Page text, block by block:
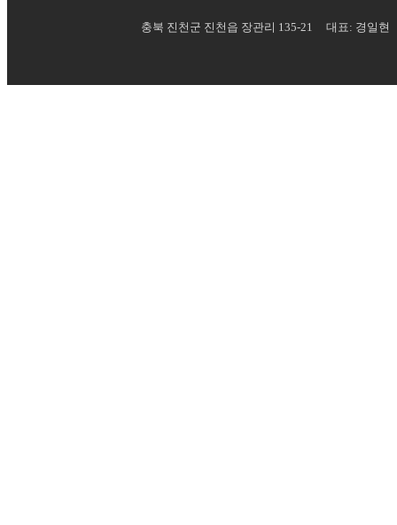
충북 진천군 진천읍 장관리 135-21 대표: 경일